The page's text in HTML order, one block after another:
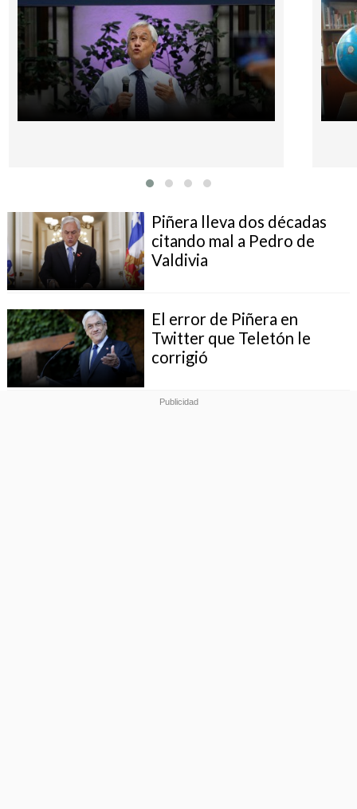
Piñera lleva dos décadas
citando mal a Pedro de
Valdivia
El error de Piñera en
Twitter que Teletón le
corrigió